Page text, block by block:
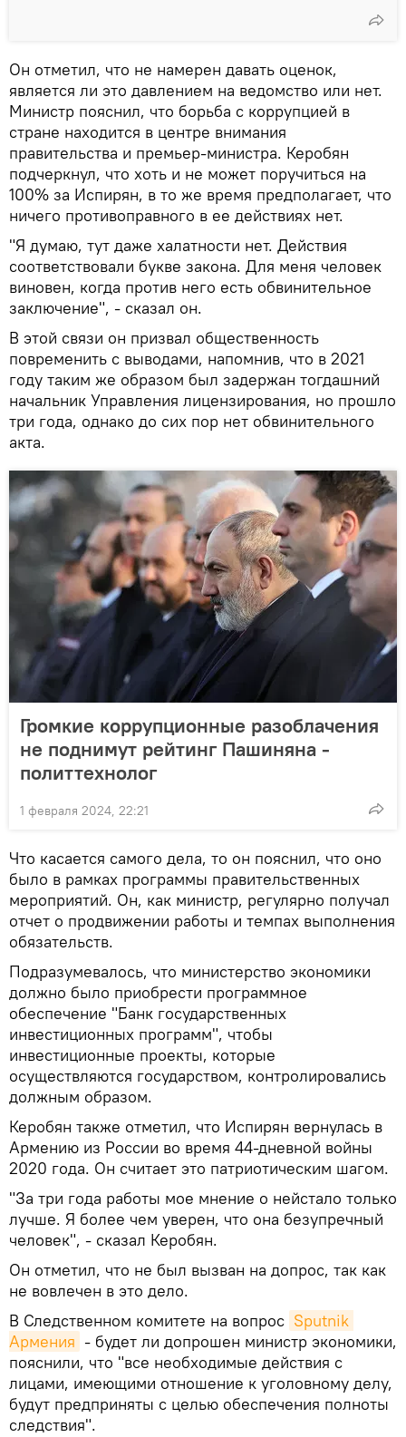
Он отметил, что не намерен давать оценок,
является ли это давлением на ведомство или нет.
Министр пояснил, что борьба с коррупцией в
стране находится в центре внимания
правительства и премьер-министра. Керобян
подчеркнул, что хоть и не может поручиться на
100% за Испирян, в то же время предполагает, что
ничего противоправного в ее действиях нет.
"Я думаю, тут даже халатности нет. Действия
соответствовали букве закона. Для меня человек
виновен, когда против него есть обвинительное
заключение", - сказал он.
В этой связи он призвал общественность
повременить с выводами, напомнив, что в 2021
году таким же образом был задержан тогдашний
начальник Управления лицензирования, но прошло
три года, однако до сих пор нет обвинительного
акта.
Громкие коррупционные разоблачения
не поднимут рейтинг Пашиняна -
политтехнолог
1 февраля 2024, 22:21
Что касается самого дела, то он пояснил, что оно
было в рамках программы правительственных
мероприятий. Он, как министр, регулярно получал
отчет о продвижении работы и темпах выполнения
обязательств.
Подразумевалось, что министерство экономики
должно было приобрести программное
обеспечение "Банк государственных
инвестиционных программ", чтобы
инвестиционные проекты, которые
осуществляются государством, контролировались
должным образом.
Керобян также отметил, что Испирян вернулась в
Армению из России во время 44-дневной войны
2020 года. Он считает это патриотическим шагом.
"За три года работы мое мнение о нейстало только
лучше. Я более чем уверен, что она безупречный
человек", - сказал Керобян.
Он отметил, что не был вызван на допрос, так как
не вовлечен в это дело.
В Следственном комитете на вопрос Sputnik
Армения - будет ли допрошен министр экономики,
пояснили, что "все необходимые действия с
лицами, имеющими отношение к уголовному делу,
будут предприняты с целью обеспечения полноты
следствия".